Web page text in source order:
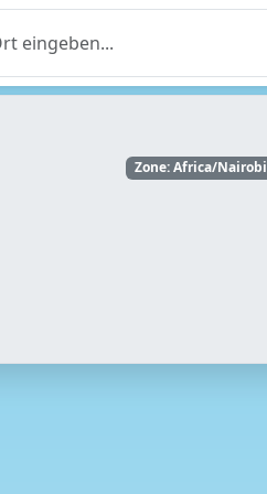
Zone: Africa/Nairobi